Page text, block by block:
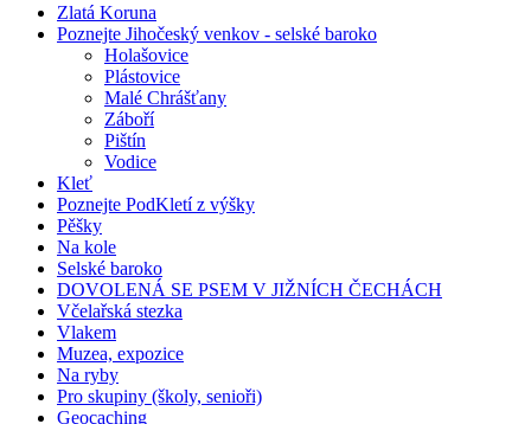
Zlatá Koruna
Poznejte Jihočeský venkov - selské baroko
Holašovice
Plástovice
Malé Chrášťany
Záboří
Pištín
Vodice
Kleť
Poznejte PodKletí z výšky
Pěšky
Na kole
Selské baroko
DOVOLENÁ SE PSEM V JIŽNÍCH ČECHÁCH
Včelařská stezka
Vlakem
Muzea, expozice
Na ryby
Pro skupiny (školy, senioři)
Geocaching